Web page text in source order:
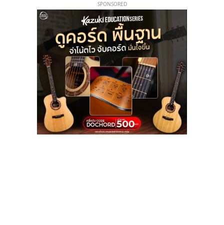
SPONSORED